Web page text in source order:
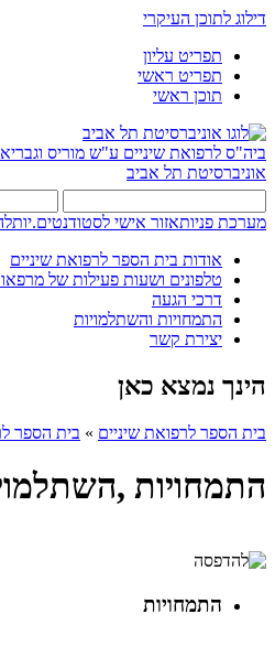
דילוג לתוכן העיקרי
תפריט עליון
תפריט ראשי
תוכן ראשי
ביה"ס לרפואת שיניים ע"ש מוריס
אוניברסיטת תל אביב
מערכת פניותאזור אישי לסטודנטים.יות
אודות בית הספר לרפואת שיניים
טלפונים ושעות פעילות של
דרכי הגעה
התמחויות והשתלמויות
יצירת קשר
הינך נמצא כאן
בית הספר לרפואת שיניים » בית הספר
התמחויות
התמחויות